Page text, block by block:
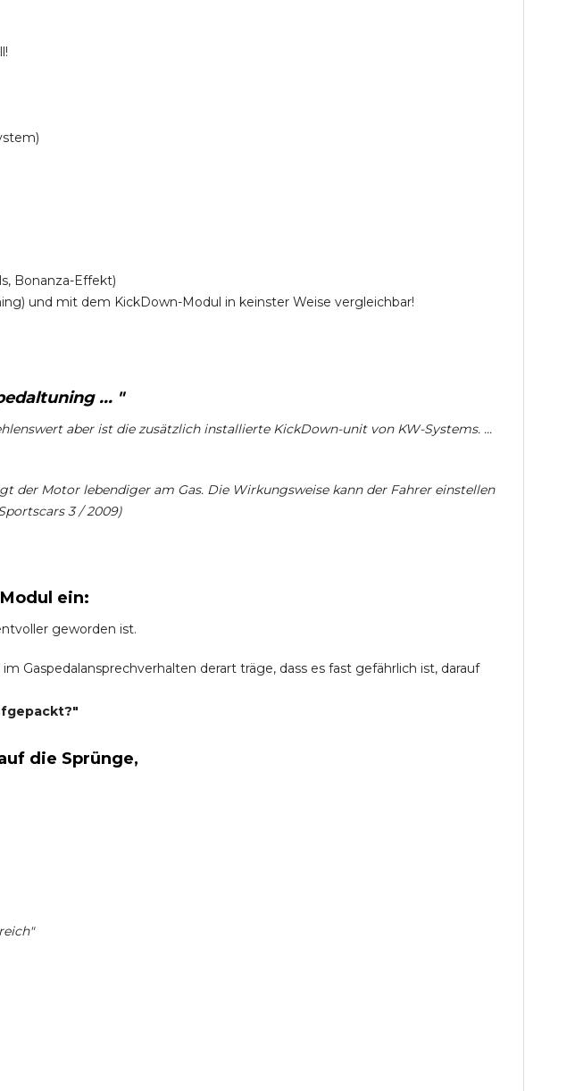
Bonanza-Effekt)
und mit dem KickDown-Modul in keinster Weise vergleichbar!
... "
aber ist die zusätzlich installierte KickDown-unit von KW-Systems. ...
der Motor lebendiger am Gas. Die Wirkungsweise kann der Fahrer einstellen
3 / 2009)
ein:
geworden ist.
Gaspedalansprechverhalten derart träge, dass es fast gefährlich ist, darauf
die Sprünge,